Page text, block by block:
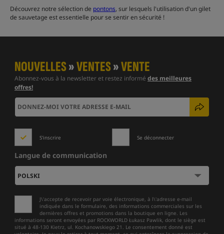
Découvrez notre sélection de pontons, sur lesquels l'utilisation d'un gilet
de sauvetage est essentielle pour se sentir en sécurité !
NOUVELLES»VENTES»VENTE
Abonnez-vous à la newsletter et restez informé des meilleures
offres!
S'inscrire Se déconnecter
Langue de communication
J\'accepte de recevoir par voie électronique, à l\'adresse e-mail
indiquée dans le formulaire, des informations commerciales sur les
dernières offres et promotions dans la boutique en ligne. Les
informations seront envoyées par ROCKWORLD Łukasz Pawlik, dont le siège est
situé à 48-130 Kietrz, ul. Kochanowskiego 21. Le consentement donné est